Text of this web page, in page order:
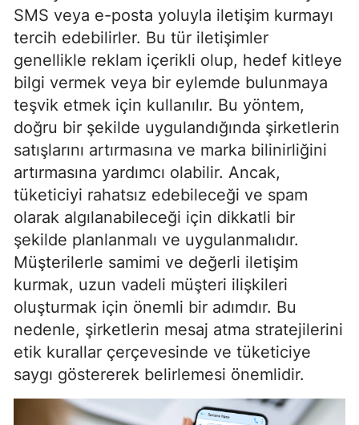
SMS veya e-posta yoluyla iletişim kurmayı
tercih edebilirler. Bu tür iletişimler
genellikle reklam içerikli olup, hedef kitleye
bilgi vermek veya bir eylemde bulunmaya
teşvik etmek için kullanılır. Bu yöntem,
doğru bir şekilde uygulandığında şirketlerin
satışlarını artırmasına ve marka bilinirliğini
artırmasına yardımcı olabilir. Ancak,
tüketiciyi rahatsız edebileceği ve spam
olarak algılanabileceği için dikkatli bir
şekilde planlanmalı ve uygulanmalıdır.
Müşterilerle samimi ve değerli iletişim
kurmak, uzun vadeli müşteri ilişkileri
oluşturmak için önemli bir adımdır. Bu
nedenle, şirketlerin mesaj atma stratejilerini
etik kurallar çerçevesinde ve tüketiciye
saygı göstererek belirlemesi önemlidir.